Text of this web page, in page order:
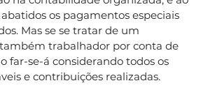
os pagamentos especiais
Mas se se tratar de um
trabalhador por conta de
far-se-á considerando todos os
e contribuições realizadas.